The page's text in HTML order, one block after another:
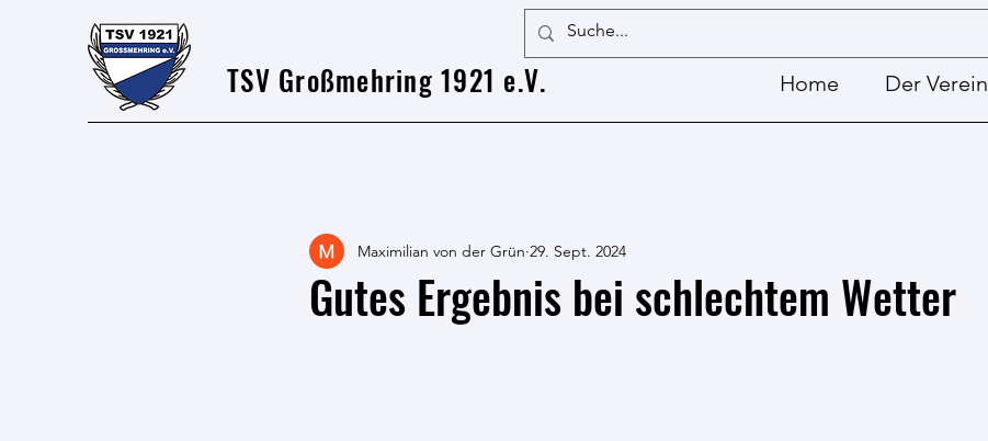
TSV Großmehring 1921 e.V. Home Der Verein
Gutes Ergebnis bei schlechtem Wetter
Maximilian von der Grün 29. Sept. 2024